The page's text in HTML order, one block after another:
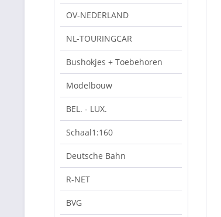
OV-NEDERLAND
NL-TOURINGCAR
Bushokjes + Toebehoren
Modelbouw
BEL. - LUX.
Schaal1:160
Deutsche Bahn
R-NET
BVG